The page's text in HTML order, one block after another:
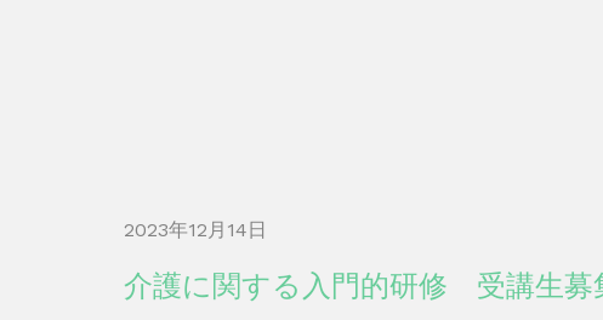
2023年12月14日
介護に関する入門的研修 受講生募